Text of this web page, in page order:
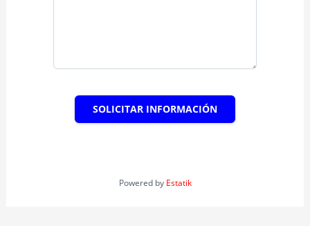
SOLICITAR INFORMACIÓN
Powered by Estatik